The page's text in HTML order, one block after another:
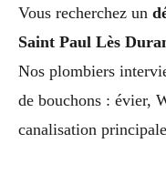
Vous recherchez un
Saint Paul Lès
Nos plombiers
de bouchons : évier,
canalisation